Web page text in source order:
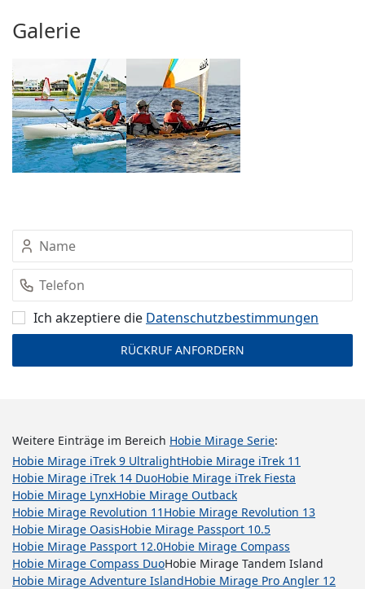
Galerie
Ich akzeptiere die Datenschutz­bestimmungen
Weitere Einträge im Bereich Hobie Mirage Serie:
Hobie Mirage iTrek 9 UltralightHobie Mirage iTrek 11
Hobie Mirage iTrek 14 DuoHobie Mirage iTrek Fiesta
Hobie Mirage LynxHobie Mirage Outback
Hobie Mirage Revolution 11 Hobie Mirage Revolution 13
Hobie Mirage OasisHobie Mirage Passport 10.5
Hobie Mirage Passport 12.0Hobie Mirage Compass
Hobie Mirage Compass DuoHobie Mirage Tandem Island
Hobie Mirage Adventure IslandHobie Mirage Pro Angler 12